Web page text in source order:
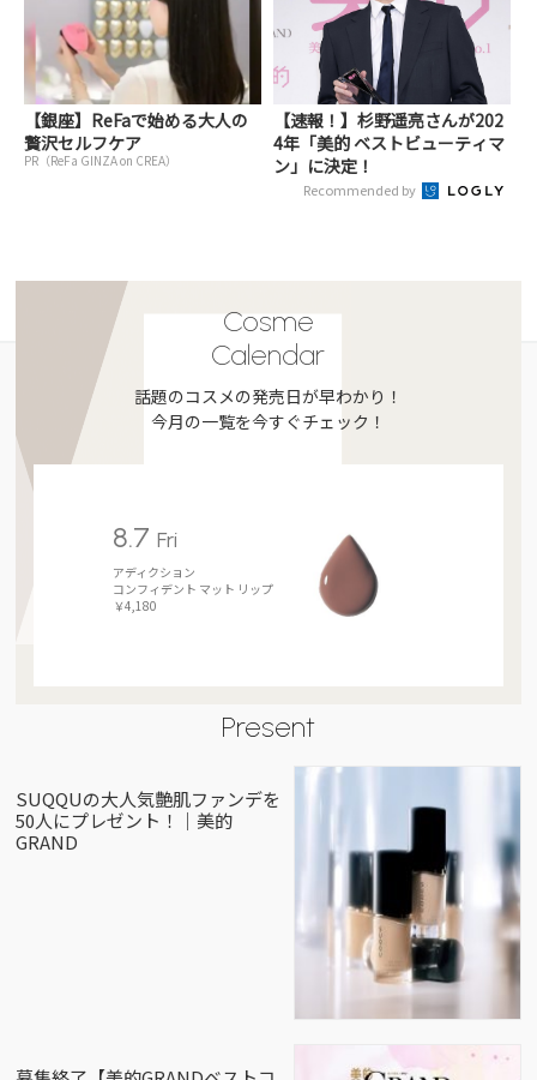
【銀座】ReFaで始める大人の
贅沢セルフケア
PR（ReFa GINZA on CREA）
【速報！】杉野遥亮さんが202
4年「美的 ベストビューティマ
ン」に決定！
Recommended by
Cosme
Calendar
話題のコスメの発売日が早わかり！
今月の一覧を今すぐチェック！
8.7Fri
アディクション
コンフィデント マット リップ
￥4,180
Present
SUQQUの大人気艶肌ファンデを
50人にプレゼント！｜美的
GRAND